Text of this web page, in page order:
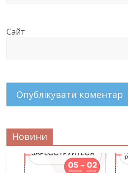
Сайт
Новини